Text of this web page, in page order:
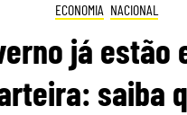
ECONOMIA NACIONAL
já estão
saiba